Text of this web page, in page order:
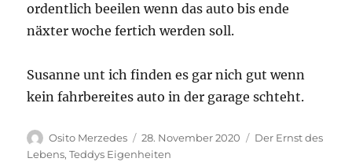
ordentlich beeilen wenn das auto bis ende
näxter woche fertich werden soll.
Susanne unt ich finden es gar nich gut wenn
kein fahrbereites auto in der garage schteht.
Autor
Osito Merzedes
Veröffentlicht
am
28. November 2020 Kategorien
Der Ernst des
Lebens,Teddys Eigenheiten